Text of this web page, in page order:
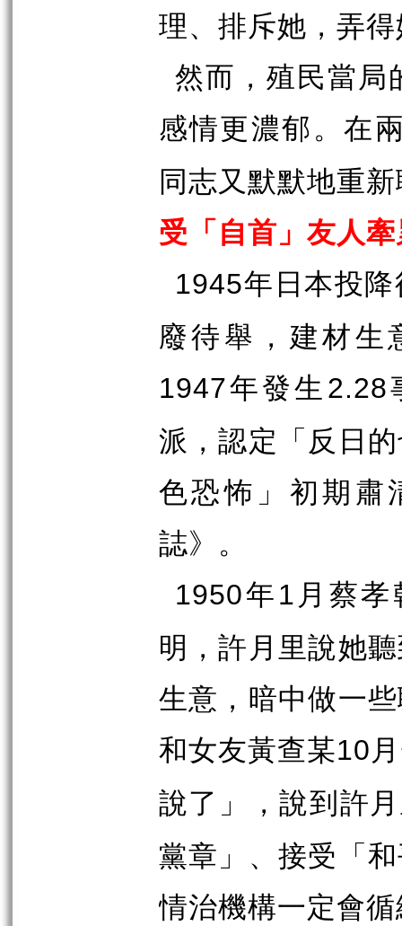
理、排斥她，弄
然而，殖民當局
感情更濃郁。在
同志又默默地重
受「自首」友人
1945年日本投
廢待舉，建材生
1947年發生 2.28
派，認定「反日
色恐怖」初期肅
誌》。
1950年1 月蔡
明，許月里說她
生意，暗中做一
和女友黃查某10
說了」，說到許
黨章」、接受「
情治機構一定會